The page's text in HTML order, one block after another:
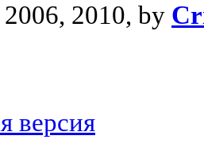
2010, by
версия